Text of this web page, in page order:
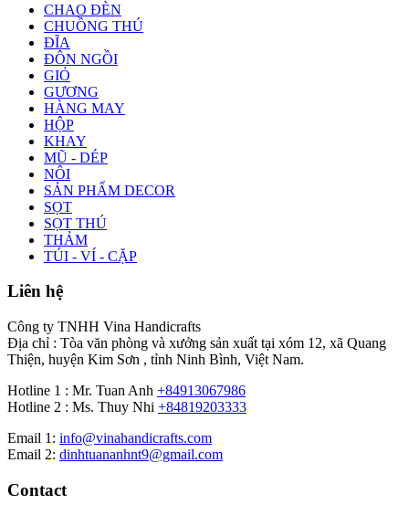
CHAO ĐÈN
CHUỒNG THÚ
ĐĨA
ĐÔN NGỒI
GIỎ
GƯƠNG
HÀNG MAY
HỘP
KHAY
MŨ - DÉP
NÔI
SẢN PHẨM DECOR
SỌT
SỌT THÚ
THẢM
TÚI - VÍ - CẶP
Liên hệ
Công ty TNHH Vina Handicrafts
Địa chỉ : Tòa văn phòng và xưởng sản xuất tại xóm 12, xã Quang
Thiện, huyện Kim Sơn , tỉnh Ninh Bình, Việt Nam.
Hotline 1 : Mr. Tuan Anh +84913067986
Hotline 2 : Ms. Thuy Nhi +84819203333
Email 1: info@vinahandicrafts.com
Email 2: dinhtuananhnt9@gmail.com
Contact